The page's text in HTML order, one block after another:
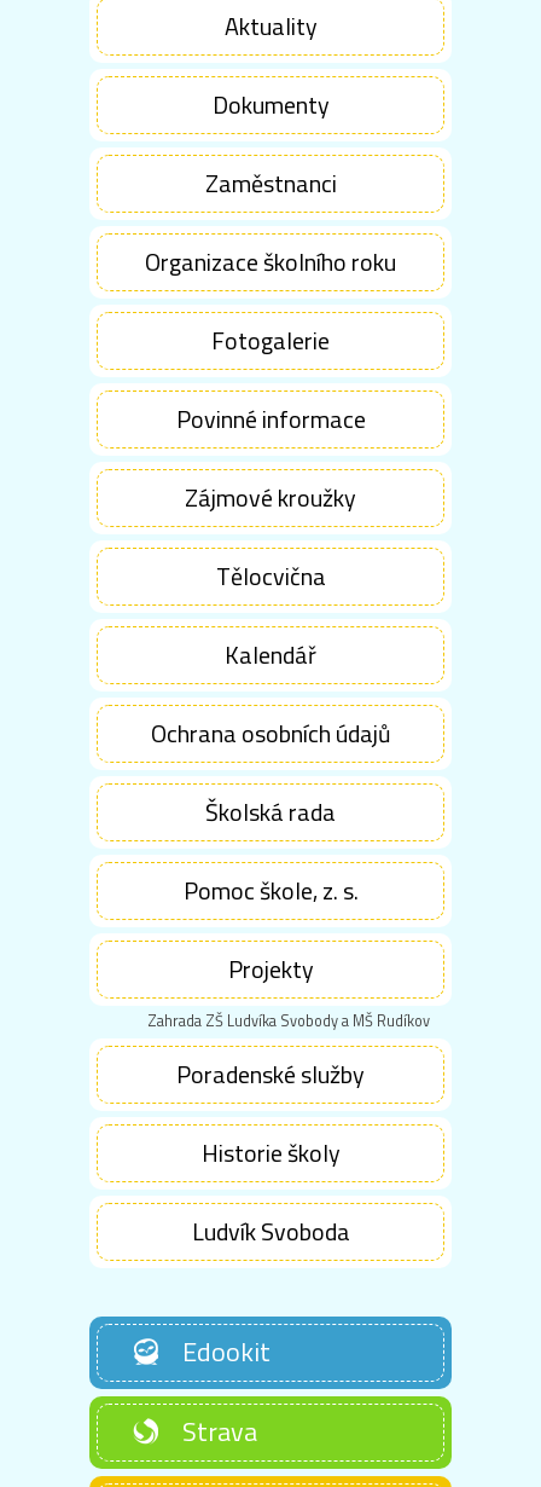
Aktuality
Dokumenty
Zaměstnanci
Organizace školního roku
Fotogalerie
Povinné informace
Zájmové kroužky
Tělocvična
Kalendář
Ochrana osobních údajů
Školská rada
Pomoc škole, z. s.
Projekty
Zahrada ZŠ Ludvíka Svobody a MŠ Rudíkov
Poradenské služby
Historie školy
Ludvík Svoboda
Edookit
Strava